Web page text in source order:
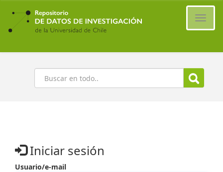
Ir
contenido
principal
Buscar
Iniciar sesión
Usuario/e-mail